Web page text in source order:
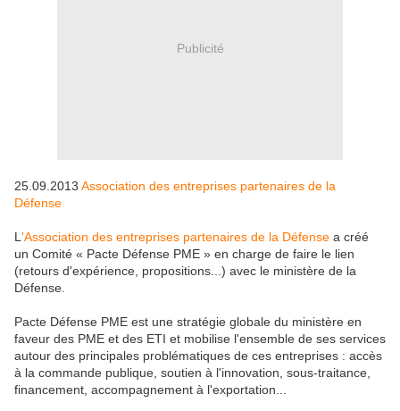
Publicité
25.09.2013 Association des entreprises partenaires de la
Défense
L 'Association des entreprises partenaires de la Défense a créé
un Comité « Pacte Défense PME » en charge de faire le lien
(retours d'expérience, propositions...) avec le ministère de la
Défense.
Pacte Défense PME est une stratégie globale du ministère en
faveur des PME et des ETI et mobilise l'ensemble de ses services
autour des principales problématiques de ces entreprises : accès
à la commande publique, soutien à l'innovation, sous-traitance,
financement, accompagnement à l'exportation...